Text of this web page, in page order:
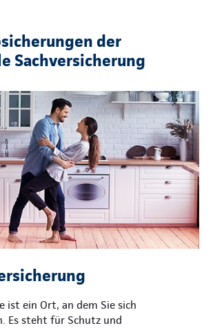
der
Sachversicherung
ist ein Ort, an dem Sie sich
Es steht für Schutz und